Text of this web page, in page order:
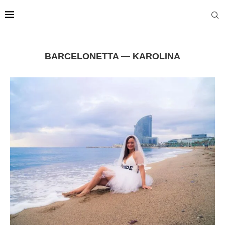
BARCELONETTA — KAROLINA